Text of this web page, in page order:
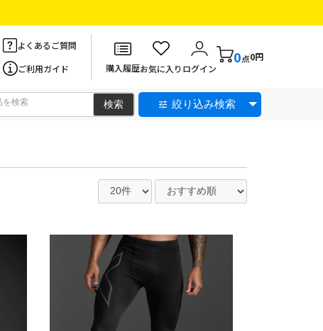
よくあるご質問
ご利用ガイド
購入履歴お気に入りログイン
0点0円
絞り込み検索